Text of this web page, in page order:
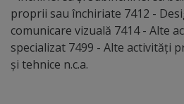
proprii sau închiriate 7412 -
comunicare vizuală 7414 - Alte
specializat 7499 - Alte activități
și tehnice n.c.a.